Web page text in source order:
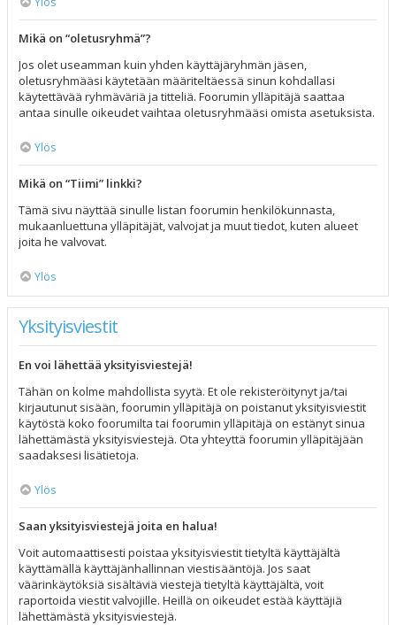
Mikä on “oletusryhmä”?
Jos olet useamman kuin yhden käyttäjäryhmän jäsen,
oletusryhmääsi käytetään määriteltäessä sinun kohdallasi
käytettävää ryhmäväriä ja titteliä. Foorumin ylläpitäjä saattaa
antaa sinulle oikeudet vaihtaa oletusryhmääsi omista asetuksista.
Ylös
Mikä on “Tiimi” linkki?
Tämä sivu näyttää sinulle listan foorumin henkilökunnasta,
mukaanluettuna ylläpitäjät, valvojat ja muut tiedot, kuten alueet
joita he valvovat.
Ylös
Yksityisviestit
En voi lähettää yksityisviestejä!
Tähän on kolme mahdollista syytä. Et ole rekisteröitynyt ja/tai
kirjautunut sisään, foorumin ylläpitäjä on poistanut yksityisviestit
käytöstä koko foorumilta tai foorumin ylläpitäjä on estänyt sinua
lähettämästä yksityisviestejä. Ota yhteyttä foorumin ylläpitäjään
saadaksesi lisätietoja.
Ylös
Saan yksityisviestejä joita en halua!
Voit automaattisesti poistaa yksityisviestit tietyltä käyttäjältä
käyttämällä käyttäjänhallinnan viestisääntöjä. Jos saat
väärinkäytöksiä sisältäviä viestejä tietyltä käyttäjältä, voit
raportoida viestit valvojille. Heillä on oikeudet estää käyttäjiä
lähettämästä yksityisviestejä.